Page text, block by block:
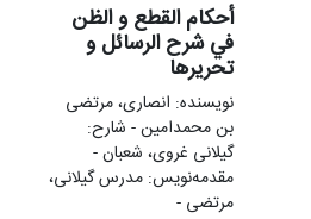
أحکام القطع و الظن
في شرح الرسائل و
تحریرها
نویسنده: انصاری، مرتضی
بن محمدامین - شارح:
گیلانی غروی، شعبان -
مقدمهنويس: مدرس گیلانی،
مرتضی -